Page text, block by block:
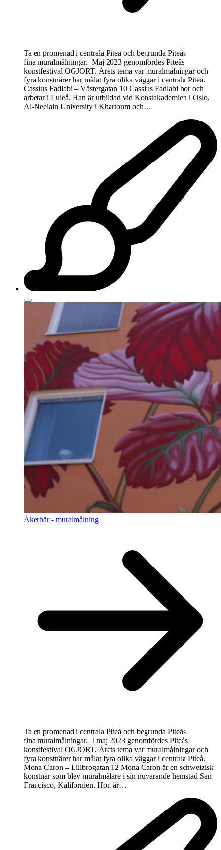
Ta en promenad i centrala Piteå och begrunda Piteås
fina muralmålningar. Maj 2023 genomfördes Piteås
konstfestival OGJORT. Årets tema var muralmålningar och
fyra konstnärer har målat fyra olika väggar i centrala Piteå.
Cassius Fadlabi – Västergatan 10 Cassius Fadlabi bor och
arbetar i Luleå. Han är utbildad vid Konstakademien i Oslo,
Al-Neelain University i Khartoum och…
Åkerbär - muralmålning
Ta en promenad i centrala Piteå och begrunda Piteås
fina muralmålningar. I maj 2023 genomfördes Piteås
konstfestival OGJORT. Årets tema var muralmålningar och
fyra konstnärer har målat fyra olika väggar i centrala Piteå.
Mona Caron – Lillbrogatan 12 Mona Caron är en schweizisk
konstnär som blev muralmålare i sin nuvarande hemstad San
Francisco, Kalifornien. Hon är…